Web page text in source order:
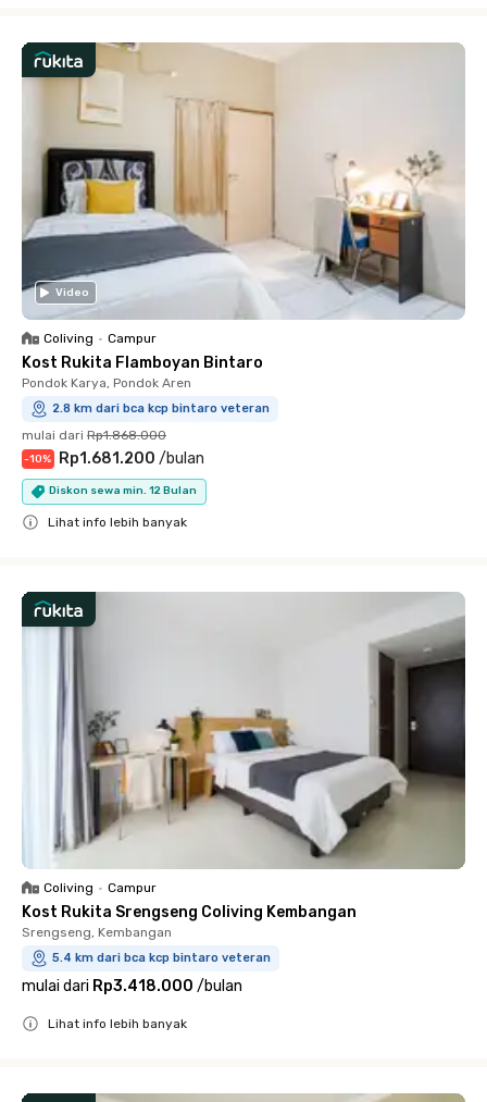
Video
Coliving • Campur
Kost Rukita Flamboyan Bintaro
Pondok Karya, Pondok Aren
2.8 km dari bca kcp bintaro veteran
mulai dari Rp1.868.000
-10% Rp1.681.200 /bulan
Diskon sewa min. 12 Bulan
Lihat info lebih banyak
Coliving • Campur
Kost Rukita Srengseng Coliving Kembangan
Srengseng, Kembangan
5.4 km dari bca kcp bintaro veteran
mulai dari Rp3.418.000 /bulan
Lihat info lebih banyak